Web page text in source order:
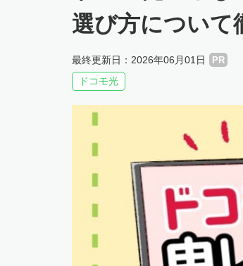
選び方について
最終更新日：2026年06月01日 PR
ドコモ光